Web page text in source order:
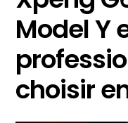
Model Y
choisir